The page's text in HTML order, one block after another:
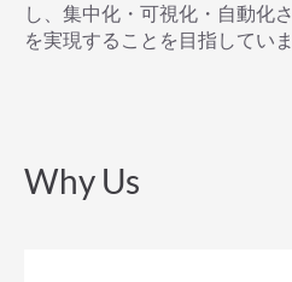
し、集中化・可視化・自動化
を実現することを目指していま
Why Us